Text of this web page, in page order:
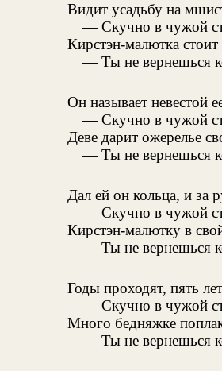
Видит усадьбу на
— Скучно в чужой
Кирстэн-малютка стоит
— Ты не вернешься
Он называет невестой
— Скучно в чужой
Деве дарит ожерелье
— Ты не вернешься
Дал ей он кольца, и за
— Скучно в чужой
Кирстэн-малютку в
— Ты не вернешься
Годы проходят, пять
— Скучно в чужой
Много бедняжке
— Ты не вернешься